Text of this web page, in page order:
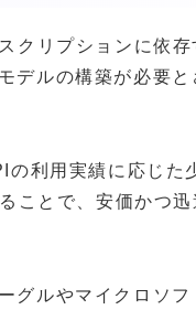
クリプションに依
デルの構築が必要と
利用実績に応じた
ことで、安価かつ迅
グルやマイクロソ